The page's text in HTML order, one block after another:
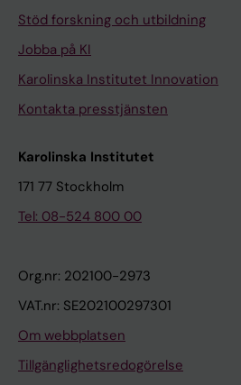
Stöd forskning och utbildning
Jobba på KI
Karolinska Institutet Innovation
Kontakta presstjänsten
Karolinska Institutet
171 77 Stockholm
Tel: 08-524 800 00
Org.nr: 202100-2973
VAT.nr: SE202100297301
Om webbplatsen
Tillgänglighetsredogörelse